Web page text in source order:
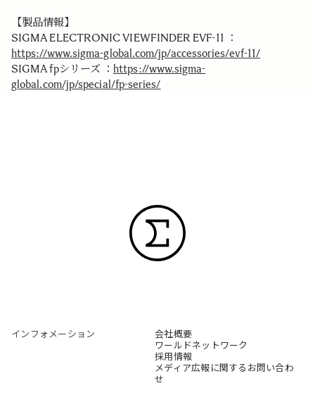
【製品情報】
SIGMA ELECTRONIC VIEWFINDER EVF-11 ：
https://www.sigma-global.com/jp/accessories/evf-11/
SIGMA fpシリーズ ： https://www.sigma-
global.com/jp/special/fp-series/
インフォメーション
会社概要
ワールドネットワーク
採用情報
メディア広報に関するお問い合わ
せ